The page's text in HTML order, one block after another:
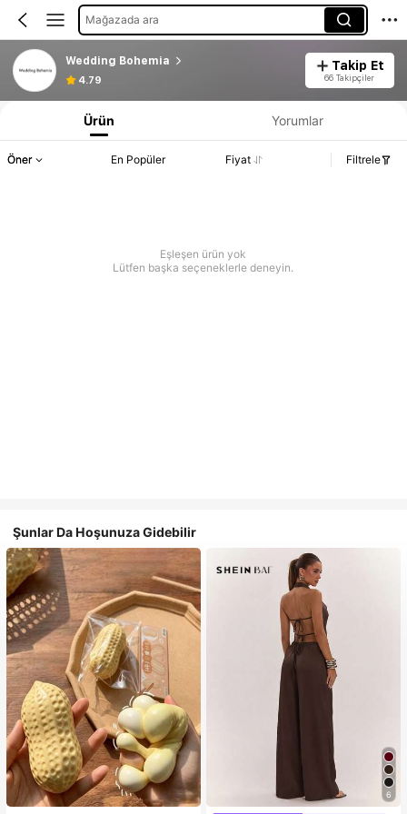
Mağazada ara
Wedding Bohemia
4.79
Takip Et
66 Takipçiler
Ürün Yorumlar
Öner En Popüler Fiyat Filtrele
Eşleşen ürün yok
Lütfen başka seçeneklerle deneyin.
Şunlar Da Hoşunuza Gidebilir
6